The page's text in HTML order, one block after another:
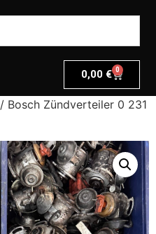
0,00 € 0
/ Bosch Zündverteiler 0 231